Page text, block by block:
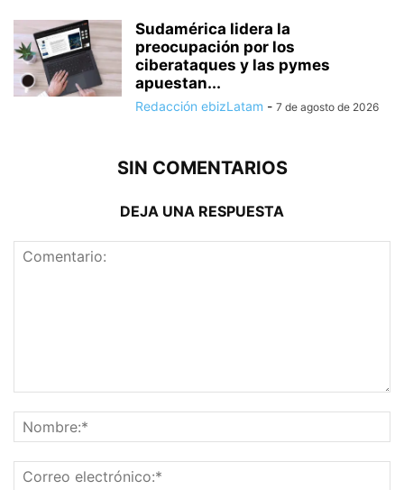
Sudamérica lidera la
preocupación por los
ciberataques y las pymes
apuestan...
Redacción ebizLatam - 7 de agosto de 2026
SIN COMENTARIOS
DEJA UNA RESPUESTA